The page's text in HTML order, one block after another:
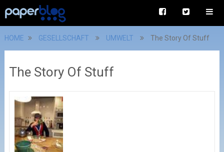
HOME GESELLSCHAFT UMWELT The Story Of Stuff
The Story Of Stuff